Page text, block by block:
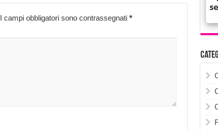
I campi obbligatori sono contrassegnati *